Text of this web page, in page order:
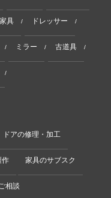
具 / ドレッサー /
/ ミラー / 古道具 /
/
ドアの修理・加工
作 家具のサブスク
相談